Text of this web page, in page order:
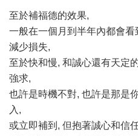
至於補福德的效果,
一般在一個月到半年內都會
減少損失,
至於快和慢, 和誠心還有天定
強求,
也許是時機不對, 也許是那是
入,
或立即補到, 但抱著誠心和信